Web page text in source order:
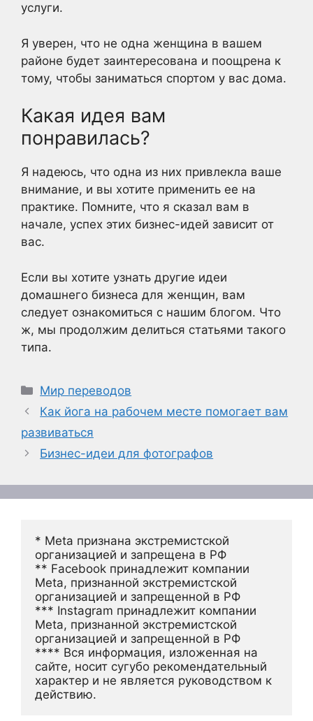
услуги.
Я уверен, что не одна женщина в вашем
районе будет заинтересована и поощрена к
тому, чтобы заниматься спортом у вас дома.
Какая идея вам
понравилась?
Я надеюсь, что одна из них привлекла ваше
внимание, и вы хотите применить ее на
практике. Помните, что я сказал вам в
начале, успех этих бизнес-идей зависит от
вас.
Если вы хотите узнать другие идеи
домашнего бизнеса для женщин, вам
следует ознакомиться с нашим блогом. Что
ж, мы продолжим делиться статьями такого
типа.
Рубрики
Мир переводов
Как йога на рабочем месте помогает вам
развиваться
Бизнес-идеи для фотографов
* Meta признана экстремистской
организацией и запрещена в РФ
** Facebook принадлежит компании
Meta, признанной экстремистской
организацией и запрещенной в РФ
*** Instagram принадлежит компании
Meta, признанной экстремистской
организацией и запрещенной в РФ
**** Вся информация, изложенная на
сайте, носит сугубо рекомендательный
характер и не является руководством к
действию.